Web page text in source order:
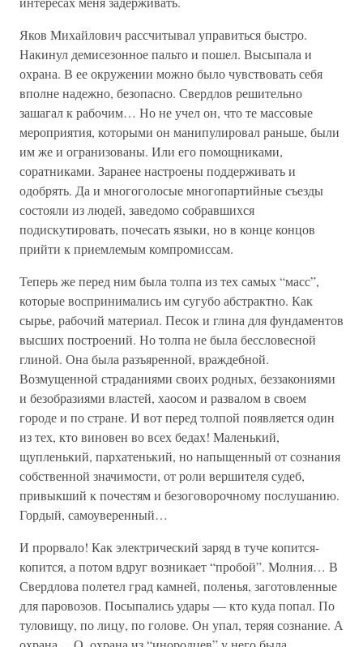
Яков Михайлович рассчитывал управиться быстро.
Накинул демисезонное пальто и пошел. Высыпала и
охрана. В ее окружении можно было чувствовать себя
вполне надежно, безопасно. Свердлов решительно
зашагал к рабочим… Но не учел он, что те массовые
мероприятия, которыми он манипулировал раньше, были
им же и огранизованы. Или его помощниками,
соратниками. Заранее настроены поддерживать и
одобрять. Да и многоголосые многопартийные съезды
состояли из людей, заведомо собравшихся
подискутировать, почесать языки, но в конце концов
прийти к приемлемым компромиссам.
Теперь же перед ним была толпа из тех самых “масс”,
которые воспринимались им сугубо абстрактно. Как
сырье, рабочий материал. Песок и глина для фундаментов
высших построений. Но толпа не была бессловесной
глиной. Она была разъяренной, враждебной.
Возмущенной страданиями своих родных, беззакониями
и безобразиями властей, хаосом и развалом в своем
городе и по стране. И вот перед толпой появляется один
из тех, кто виновен во всех бедах! Маленький,
щупленький, пархатенький, но напыщенный от сознания
собственной значимости, от роли вершителя судеб,
привыкший к почестям и безоговорочному послушанию.
Гордый, самоуверенный…
И прорвало! Как электрический заряд в туче копится-
копится, а потом вдруг возникает “пробой”. Молния… В
Свердлова полетел град камней, поленья, заготовленные
для паровозов. Посыпались удары — кто куда попал. По
туловищу, по лицу, по голове. Он упал, теряя сознание. А